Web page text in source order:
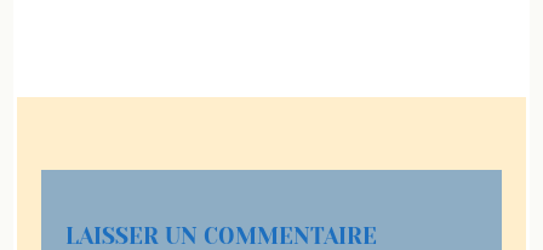
LAISSER UN COMMENTAIRE